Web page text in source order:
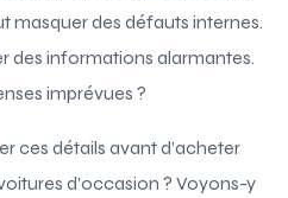
masquer des défauts internes.
des informations alarmantes.
imprévues ?
ces détails avant d’acheter
d’occasion ? Voyons-y